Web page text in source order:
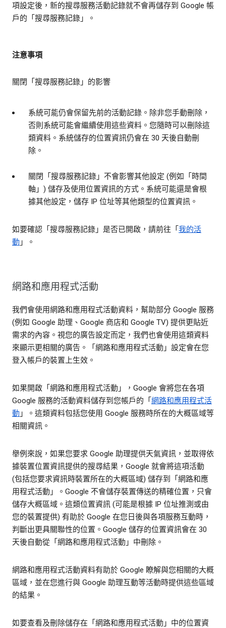
項設定後，新的搜尋服務活動記錄就不會再儲存到 Google 帳
戶的「搜尋服務記錄」。
注意事項
關閉「搜尋服務記錄」的影響
系統可能仍會保留先前的活動記錄。除非您手動刪除，
否則系統可能會繼續使用這些資料。您隨時可以刪除這
類資料。系統儲存的位置資訊仍會在 30 天後自動刪
除。
關閉「搜尋服務記錄」不會影響其他設定 (例如「時間
軸」) 儲存及使用位置資訊的方式。系統可能還是會根
據其他設定，儲存 IP 位址等其他類型的位置資訊。
如要確認「搜尋服務記錄」是否已開啟，請前往「 我的活
動 」。
網路和應用程式活動
我們會使用網路和應用程式活動資料，幫助部分 Google 服務
(例如 Google 助理、Google 商店和 Google TV) 提供更貼近
需求的內容。視您的廣告設定而定，我們也會使用這類資料
來顯示更相關的廣告。「網路和應用程式活動」設定會在您
登入帳戶的裝置上生效。
如果開啟「網路和應用程式活動」，Google 會將您在各項
Google 服務的活動資料儲存到您帳戶的「 網路和應用程式活
動 」。這類資料包括您使用 Google 服務時所在的大概區域等
相關資訊。
舉例來說，如果您要求 Google 助理提供天氣資訊，並取得依
據裝置位置資訊提供的搜尋結果，Google 就會將這項活動
(包括您要求資訊時裝置所在的大概區域) 儲存到「網路和應
用程式活動」。Google 不會儲存裝置傳送的精確位置，只會
儲存大概區域。這類位置資訊 (可能是根據 IP 位址推測或由
您的裝置提供) 有助於 Google 在您日後與各項服務互動時，
判斷出更具關聯性的位置。Google 儲存的位置資訊會在 30
天後自動從「網路和應用程式活動」中刪除。
網路和應用程式活動資料有助於 Google 瞭解與您相關的大概
區域，並在您進行與 Google 助理互動等活動時提供這些區域
的結果。
如要查看及刪除儲存在「網路和應用程式活動」中的位置資